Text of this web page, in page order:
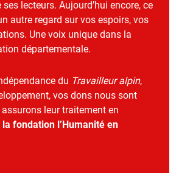
ses lecteurs. Aujourd’hui encore, ce
autre regard sur vos espoirs, vos
Une voix unique dans la
départementale.
du Travailleur alpin,
vos dons nous sont
leur traitement en
la fondation l’Humanité en